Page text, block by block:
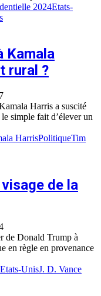
2024Etats-
Kamala
rural ?
Harris a suscité
simple fait d’élever un
HarrisPolitiqueTim
de la
de Donald Trump à
en règle en provenance
Etats-UnisJ. D. Vance